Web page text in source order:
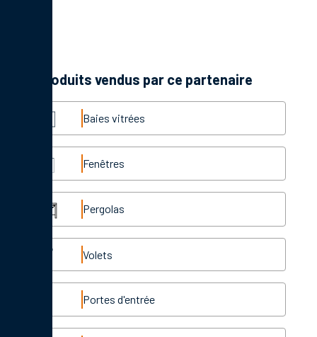
Les produits vendus par ce partenaire
Baies vitrées
Fenêtres
Pergolas
Volets
Portes d'entrée